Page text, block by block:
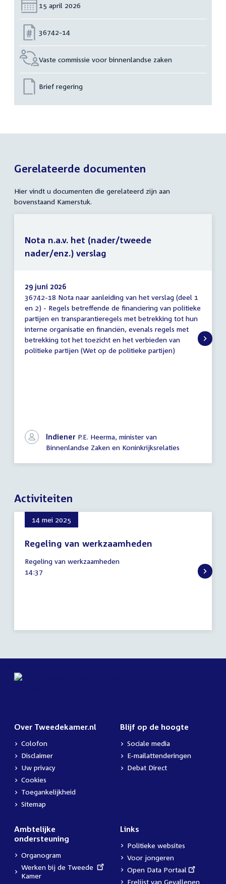
Datum:
15 april 2026
Nummer:
36742-14
Vaste commissie voor binnenlandse zaken
Brief regering
Gerelateerde documenten
Hier vindt u documenten die gerelateerd zijn aan
bovenstaand Kamerstuk.
Nota
n.a.v.
het
(nader/tweede
nader/enz.)
verslag
29 juni 2026
36742-18 Nota naar aanleiding van het verslag (deel 1
en 2) - Regels betreffende de financiering van politieke
partijen en transparantieregels met betrekking tot hun
interne organisatie en financiën, evenals regels met
betrekking tot het toezicht en het verbieden van
politieke partijen (Wet op de politieke partijen)
Indiener P.E. Heerma, minister van
Binnenlandse Zaken en Koninkrijksrelaties
Nota n.a.v. het (nader/tweede
nader/enz.) verslag
Activiteiten
14 mei 2025
Regeling van werkzaamheden
mei
2025
Regeling van werkzaamheden
Tijd
14:37
Over Tweedekamer.nl
Colofon
Disclaimer
Uw privacy
Cookies
Toegankelijkheid
Sitemap
Blijf op de hoogte
Sociale media
E-mailattenderingen
Debat Direct
Ambtelijke
ondersteuning
Organogram
External
link:
Werken bij de Tweede
Kamer
Links
Politieke websites
Voor jongeren
External
link:
Open Data Portaal
Erelijst van Gevallenen